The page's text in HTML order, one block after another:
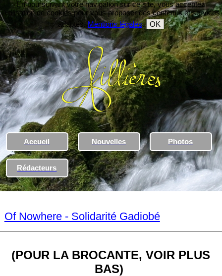
En poursuivant votre navigation sur ce site, vous acceptez
l'utilisation de cookies pour vous proposer des contenus et services
adaptés. Mentions légales. OK
Accueil Nouvelles Photos
Rédacteurs
Of Nowhere - Solidarité Gadiobé
(POUR LA BROCANTE, VOIR PLUS
BAS)